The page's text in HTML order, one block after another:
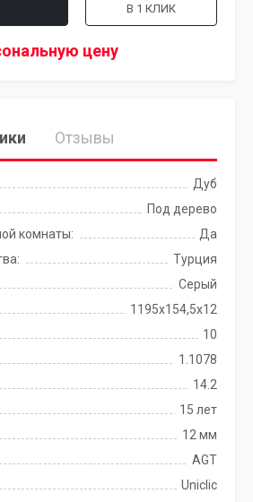
В 1 КЛИК
цену
Отзывы
Дуб
Под дерево
комнаты:
Да
Турция
Серый
1195x154,5x12
10
1.1078
14.2
15 лет
12 мм
AGT
Uniclic